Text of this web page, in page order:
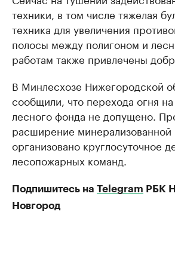
техники, в том числе тяжелая
техника для увеличения
полосы между полигоном и
работам также привлечены
В Минлесхозе Нижегородской
сообщили, что перехода огня
лесного фонда не допущено.
расширение минерализованной
организовано круглосуточное
лесопожарных команд.
Подпишитесь на Telegram РБК
Новгород